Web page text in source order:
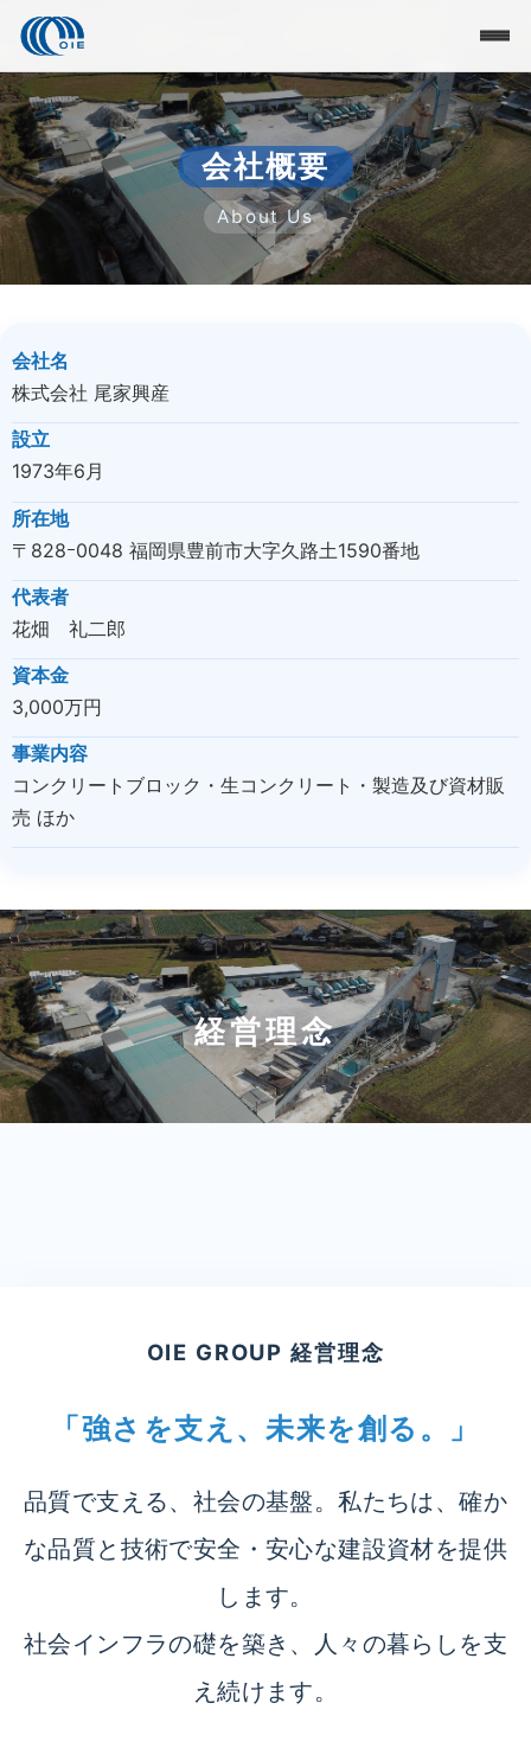
会社概要
About Us
会社名
株式会社 尾家興産
設立
1973年6月
所在地
〒828ｰ0048 福岡県豊前市大字久路土1590番地​
代表者
花畑 礼二郎
資本金
3,000万円
事業内容
コンクリートブロック・生コンクリート・製造及び資材販
売 ほか
経営理念
OIE GROUP 経営理念
「強さを支え、未来を創る。」
品質で支える、社会の基盤。私たちは、確か
な品質と技術で安全・安心な建設資材を提供
します。
社会インフラの礎を築き、人々の暮らしを支
え続けます。